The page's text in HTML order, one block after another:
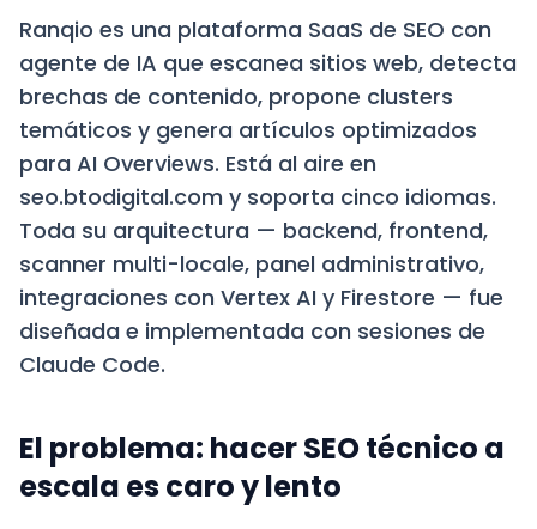
Ranqio es una plataforma SaaS de SEO con
agente de IA que escanea sitios web, detecta
brechas de contenido, propone clusters
temáticos y genera artículos optimizados
para AI Overviews. Está al aire en
seo.btodigital.com y soporta cinco idiomas.
Toda su arquitectura — backend, frontend,
scanner multi-locale, panel administrativo,
integraciones con Vertex AI y Firestore — fue
diseñada e implementada con sesiones de
Claude Code.
El problema: hacer SEO técnico a
escala es caro y lento